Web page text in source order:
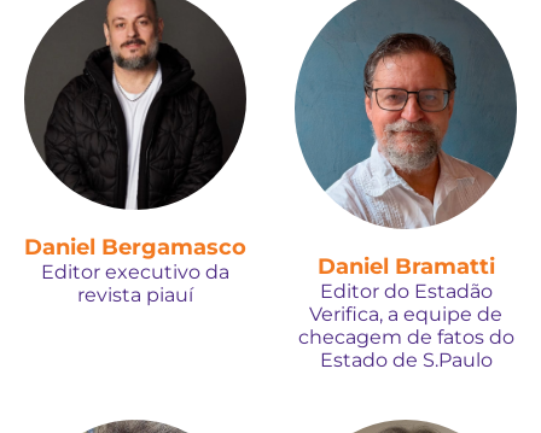
Daniel Bergamasco
Editor executivo da
revista piauí
Daniel Bramatti
Editor do Estadão
Verifica, a equipe de
checagem de fatos do
Estado de S.Paulo